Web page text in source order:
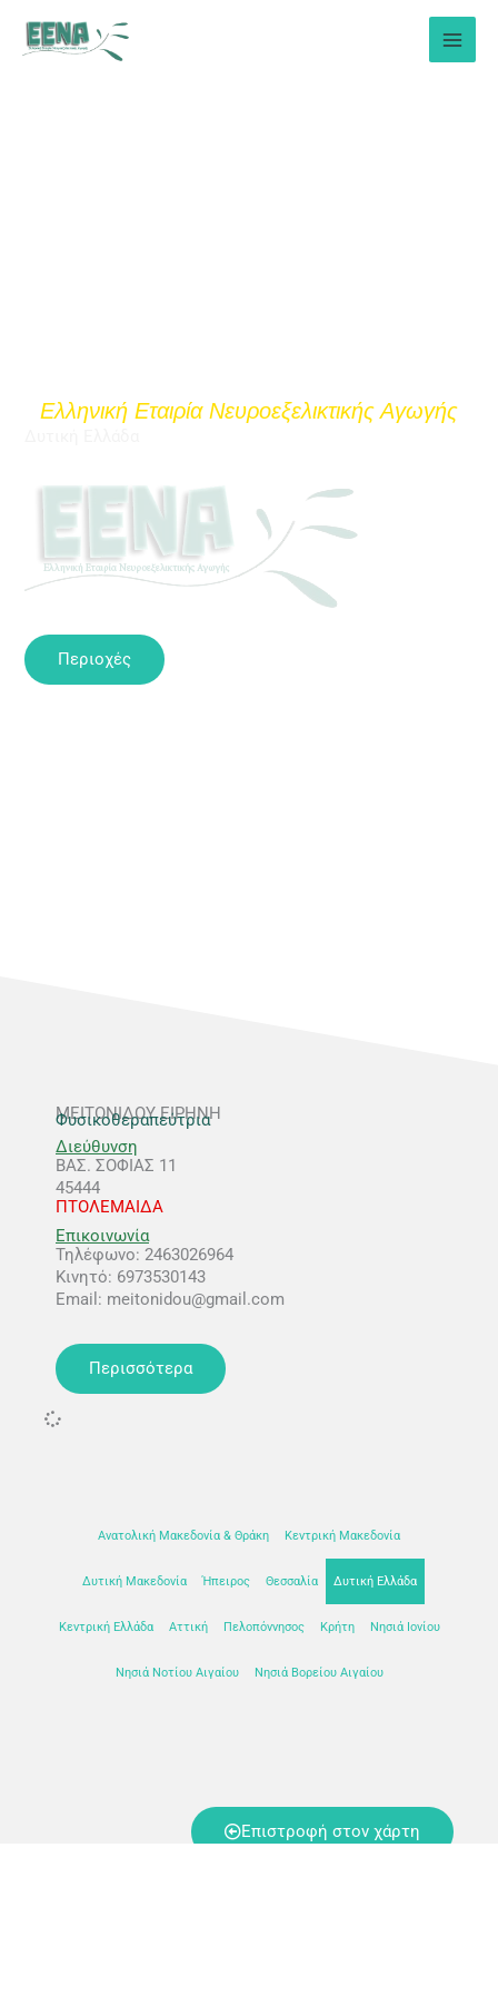
στο
Ελληνική Εταιρία Νευροεξελικτικής Αγωγής
Περιοχές
ΜΕΙΤΟΝΙΔΟΥ ΕΙΡΗΝΗ
Φυσικοθεραπεύτρια
Διεύθυνση
ΒΑΣ. ΣΟΦΙΑΣ 11
45444
ΠΤΟΛΕΜΑΙΔΑ
Επικοινωνία
Τηλέφωνο: 2463026964
Κινητό: 6973530143
Email: meitonidou@gmail.com
Περισσότερα
Ανατολική Μακεδονία & Θράκη Κεντρική Μακεδονία
Δυτική Μακεδονία Ήπειρος Θεσσαλία Δυτική Ελλάδα
Κεντρική Ελλάδα Αττική Πελοπόννησος Κρήτη Νησιά Ιονίου
Νησιά Νοτίου Αιγαίου Νησιά Βορείου Αιγαίου
Επιστροφή στον χάρτη